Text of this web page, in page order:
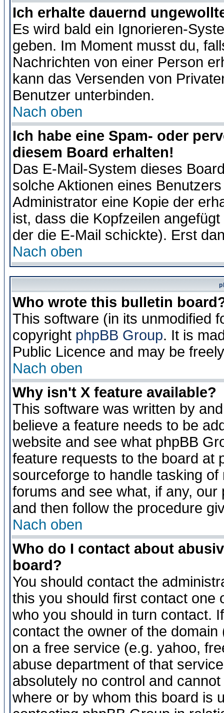
Ich erhalte dauernd
Es wird bald ein Ignorieren-
geben. Im Moment musst du,
Nachrichten von einer Person
kann das Versenden von
Benutzer unterbinden.
Nach oben
Ich habe eine Spam- oder
diesem Board erhalten!
Das E-Mail-System dieses
solche Aktionen eines
Administrator eine Kopie der
ist, dass die Kopfzeilen
der die E-Mail schickte). Erst
Nach oben
Who wrote this bulletin
This software (in its unmodified
copyright phpBB Group. It is
Public Licence and may be
Nach oben
Why isn't X feature available?
This software was written by
believe a feature needs to be
website and see what phpBB
feature requests to the board at
sourceforge to handle tasking
forums and see what, if any,
and then follow the procedure
Nach oben
Who do I contact about
board?
You should contact the
this you should first contact one
who you should in turn contact.
contact the owner of the
on a free service (e.g. yahoo,
abuse department of that
absolutely no control and
where or by whom this board is